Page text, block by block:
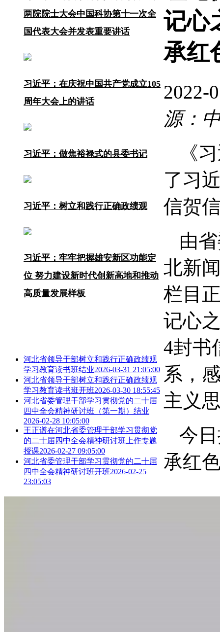
两院院士大会中国科协第十一次全
国代表大会并发表重要讲话
习近平：在庆祝中国共产党成立105
周年大会上的讲话
习近平：做焦裕禄式的县委书记
习近平：树立和践行正确政绩观
习近平：牢牢把握雄安新区功能定
位 努力建设新时代创新高地和推动
高质量发展样板
河北省领导干部树立和践行正确政绩观
学习教育读书班结业2026-03-31 21:05:00
河北省领导干部树立和践行正确政绩观
学习教育读书班开班2026-03-30 18:55:45
河北省委管理干部学习贯彻党的二十届
四中全会精神研讨班（第一期）结业
2026-02-28 10:05:00
王正谱在河北省委管理干部学习贯彻党
的二十届四中全会精神研讨班上作专题
授课2026-02-27 09:05:00
河北省委管理干部学习贯彻党的二十届
四中全会精神研讨班开班2026-02-25
23:05:03
记心
承红
源：
《
了习
信贺
由
北新
栏目
记心
4封书
系，
主义
今
承红